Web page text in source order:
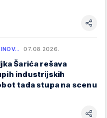
07.08.2026.
Šarića rešava
industrijskih
tada stupa na scenu